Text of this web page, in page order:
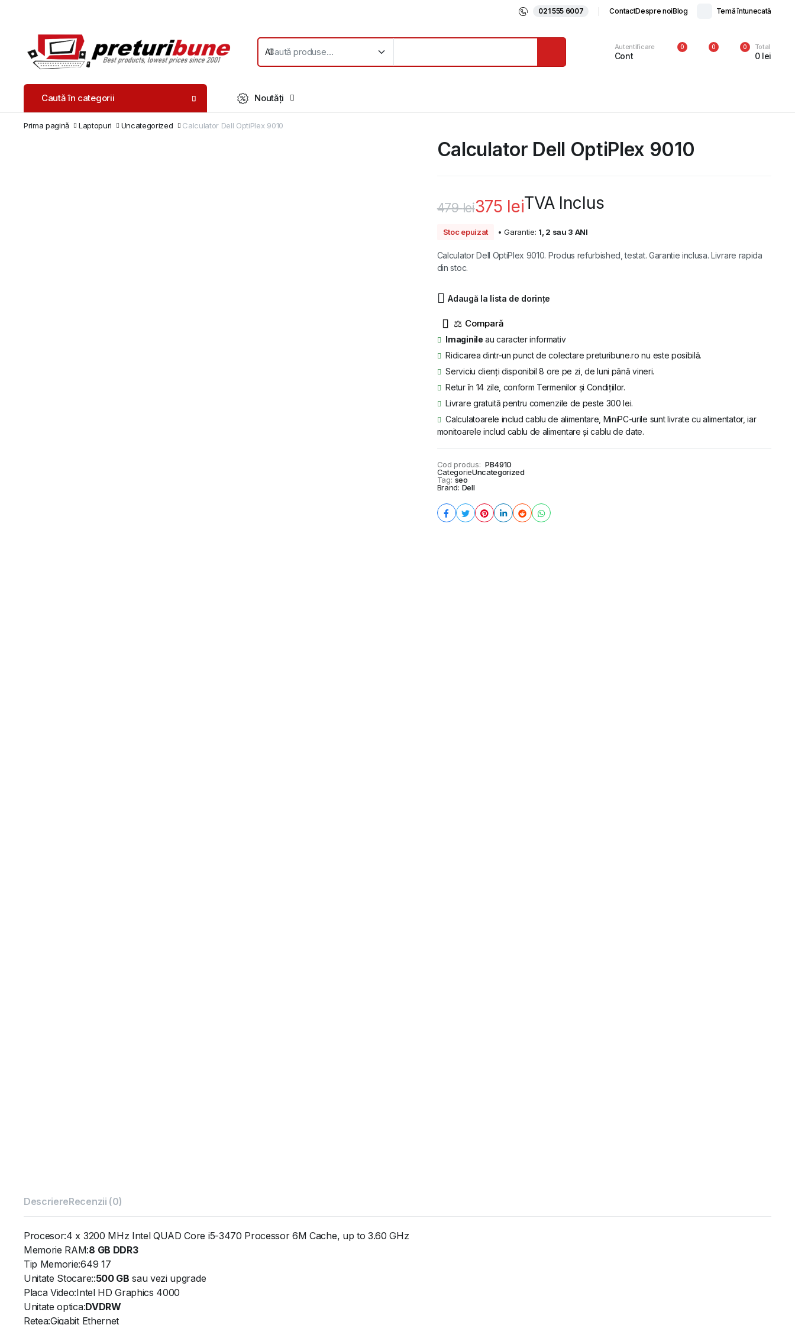
021 555 6007 ContactDespre noiBlog Temă întunecată
Autentificare
Cont
0 0 0 Total
0 lei
Caută în categorii Noutăți
Prima pagină Laptopuri Uncategorized Calculator Dell OptiPlex 9010
Calculator Dell OptiPlex 9010
479lei
Prețul
inițial
a
fost:
479 lei.
375 lei
Prețul
curent
este:
375 lei.
TVA Inclus
Stoc epuizat • Garantie: 1, 2 sau 3 ANI
Calculator Dell OptiPlex 9010. Produs refurbished, testat. Garantie inclusa. Livrare rapida
din stoc.
Adaugă la lista de dorințe
⚖
Imaginile au caracter informativ
Ridicarea dintr-un punct de colectare preturibune.ro nu este posibilă.
Serviciu clienți disponibil 8 ore pe zi, de luni până vineri.
Retur în 14 zile, conform Termenilor și Condițiilor.
Livrare gratuită pentru comenzile de peste 300 lei.
Calculatoarele includ cablu de alimentare, MiniPC-urile sunt livrate cu alimentator, iar
monitoarele includ cablu de alimentare și cablu de date.
Cod produs: PB4910
CategorieUncategorized
Tag: seo
Brand: Dell
DescriereRecenzii (0)
Procesor:4 x 3200 MHz Intel QUAD Core i5-3470 Processor 6M Cache, up to 3.60 GHz
Memorie RAM:8 GB DDR3
Tip Memorie:649 17
Unitate Stocare::500 GB sau vezi upgrade
Placa Video:Intel HD Graphics 4000
Unitate optica:DVDRW
Retea:Gigabit Ethernet